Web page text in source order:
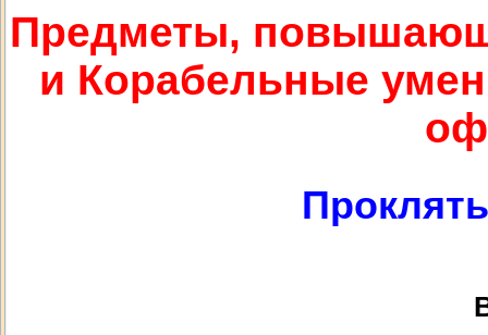
Предметы,
и Корабельные